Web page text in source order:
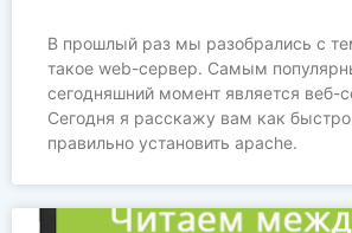
В прошлый раз мы разобрались с
такое web-сервер. Самым
сегодняшний момент является веб-
Сегодня я расскажу вам как
правильно установить apache.